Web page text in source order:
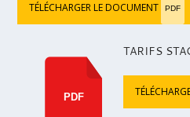
TÉLÉCHARGER LE DOCUMENT PDF
PDF
TARIFS